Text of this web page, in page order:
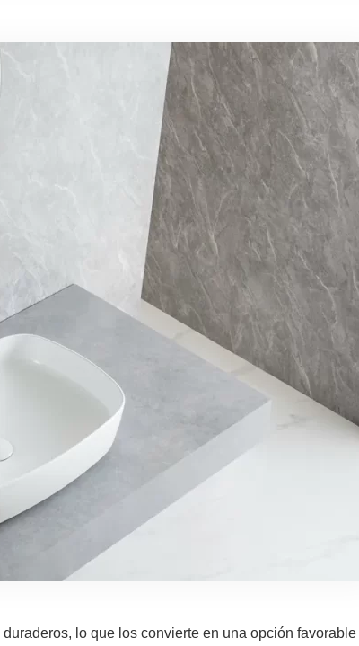
lo que los convierte en una opción favorable